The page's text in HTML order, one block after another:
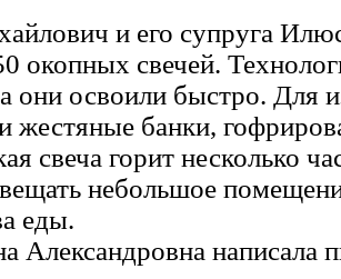
и его супруга
окопных свечей.
они освоили быстро. Для
жестяные банки,
свеча горит несколько
небольшое
еды.
Александровна написала